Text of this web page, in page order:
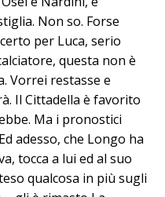
Non so. Forse
per Luca, serio
questa non è
Vorrei restasse e
Il Cittadella è favorito
Ma i pronostici
adesso, che Longo ha
tocca a lui ed al suo
qualcosa in più sugli